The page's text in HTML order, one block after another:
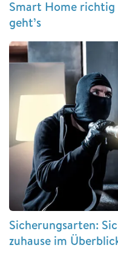
Smart Home
geht’s
Sicherungsarten:
zuhause im